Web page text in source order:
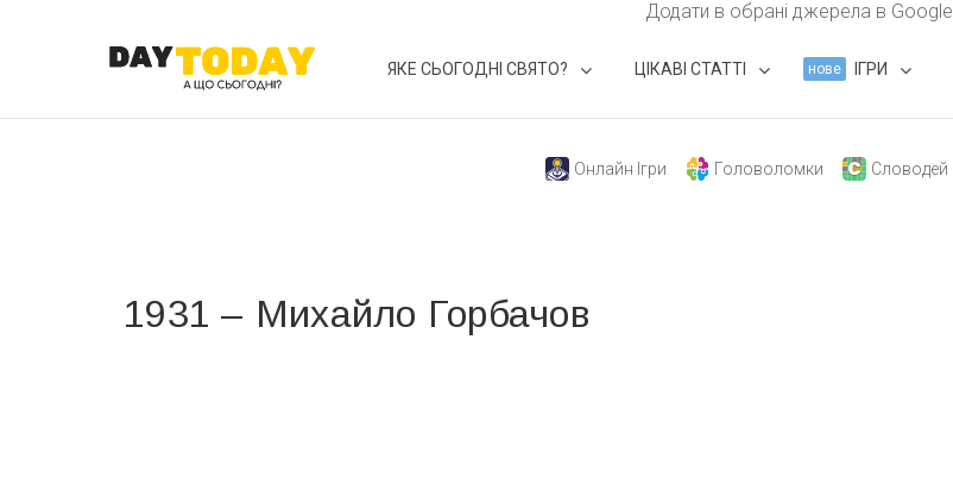
Додати в обрані джерела в Google
ЯКЕ СЬОГОДНІ СВЯТО? ЦІКАВІ СТАТТІ нове ІГРИ
Онлайн Ігри Головоломки Словодей
1931 – Михайло Горбачов